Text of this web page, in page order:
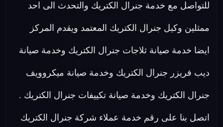
للتواصل مع خدمة جنرال الكتريك والتحدث الى احد
ممثلين وكيل جنرال الكتريك المعتمد ويقدم المركز
ايضا خدمة صيانة ثلاجات جنرال الكتريك وخدمة صيانة
ديب فريزر جنرال الكتريك وخدمة صيانة ميكروويف
جنرال الكتريك وخدمة صيانة تكييفات جنرال الكتريك .
اتصل بنا على رقم خدمة عملاء شركة جنرال الكتريك